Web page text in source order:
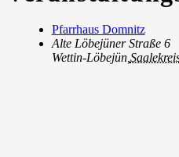
Pfarrhaus Domnitz
Alte Löbejüner Straße 6
Wettin-Löbejün,